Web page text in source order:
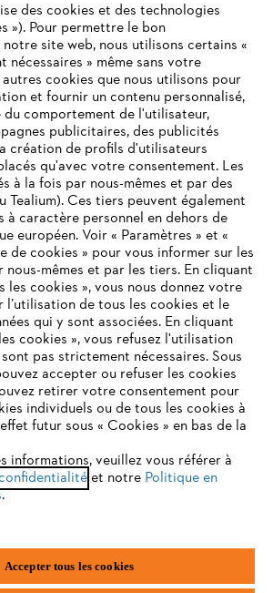
des données
Utilisation des cookies
INTERNET
PRIS EN CHARGE
Internet que nous ne prenons plus
fonctionnalités de notre site ne
correctement. Pour une utilisation
nous vous recommandons de passer à
suivants :
chrome
des cookies et des technologies
»). Pour permettre le bon
site web, nous utilisons certains «
» même sans votre
cookies que nous utilisons pour
et fournir un contenu personnalisé,
comportement de l'utilisateur,
publicitaires, des publicités
création de profils d'utilisateurs
qu'avec votre consentement. Les
à la fois par nous-mêmes et par des
Tealium). Ces tiers peuvent également
à caractère personnel en dehors de
européen. Voir « Paramètres » et «
de cookies » pour vous informer sur les
mêmes et par les tiers. En cliquant
les cookies », vous nous donnez votre
l’utilisation de tous les cookies et le
qui y sont associées. En cliquant
cookies », vous refusez l'utilisation
pas strictement nécessaires. Sous
accepter ou refuser les cookies
retirer votre consentement pour
individuels ou de tous les cookies à
futur sous « Cookies » en bas de la
informations, veuillez vous référer à
et notre Politique en
.
Accepter tous les cookies